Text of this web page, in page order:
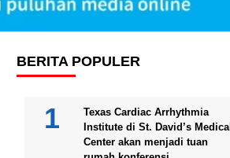
BERITA POPULER
Texas Cardiac Arrhythmia
Institute di St. David’s Medical
Center akan menjadi tuan